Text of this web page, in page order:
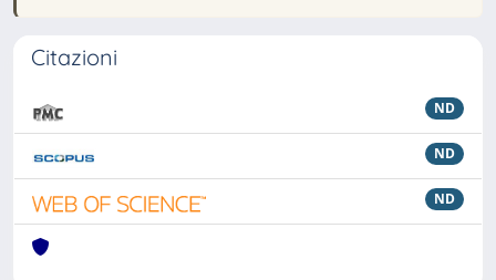
Citazioni
ND
ND
ND